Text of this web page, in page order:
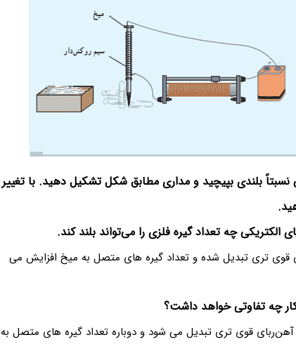
بلندی بپیچید و مداری مطابق شکل تشکیل دهید. با تغییر
چه تعداد گیره فلزی را می‌تواند بلند کند.
قوی تری تبدیل شده و تعداد گیره های متصل به میخ افزایش می
چه تفاوتی خواهد داشت؟
آهن‌ربای قوی تری تبدیل می شود و دوباره تعداد گیره های متصل به